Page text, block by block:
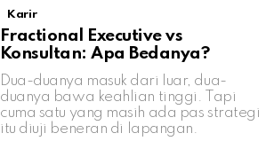
Karir
Fractional Executive vs
Konsultan: Apa Bedanya?
Dua-duanya masuk dari luar, dua-
duanya bawa keahlian tinggi. Tapi
cuma satu yang masih ada pas strategi
itu diuji beneran di lapangan.